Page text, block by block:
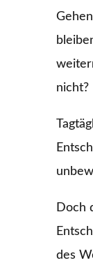
nicht?
Doch
des